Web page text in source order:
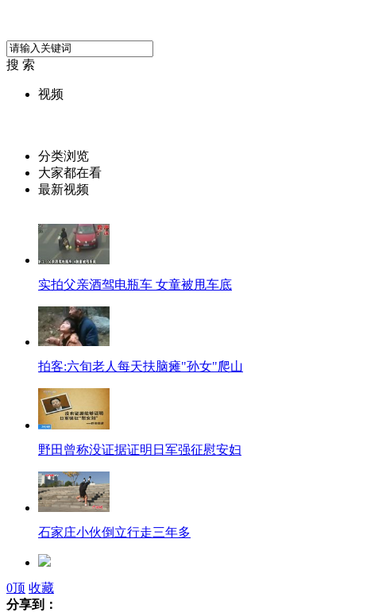
搜 索
视频
分类浏览
大家都在看
最新视频
实拍父亲酒驾电瓶车 女童被甩车底
拍客:六旬老人每天扶脑瘫"孙女"爬山
野田曾称没证据证明日军强征慰安妇
石家庄小伙倒立行走三年多
《火锅烫菜时间表》走红网络
0顶 收藏
分享到：